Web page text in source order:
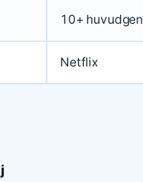
10+
Netflix